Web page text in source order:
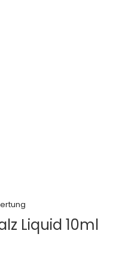
Liquid 10ml